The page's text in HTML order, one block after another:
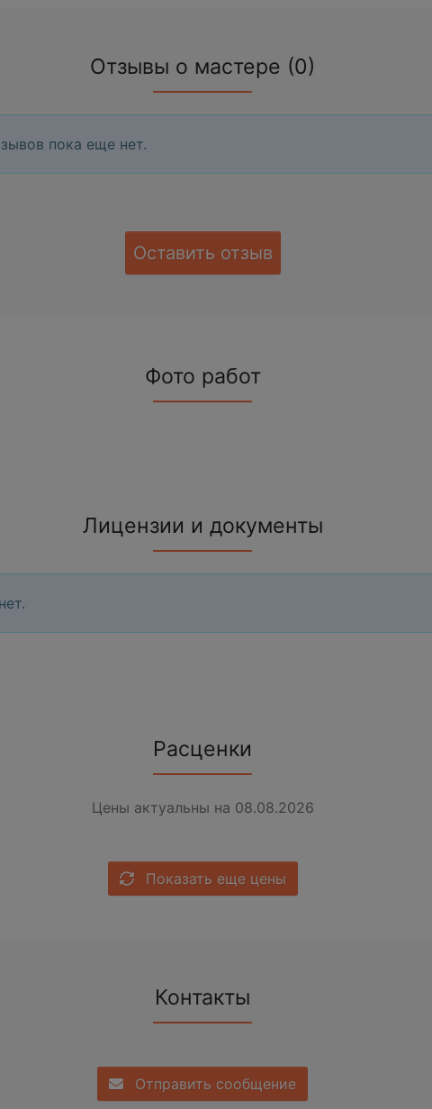
Отзывы о мастере (0)
пока еще нет.
Оставить отзыв
Фото работ
Лицензии и документы
Расценки
Цены актуальны на 08.08.2026
Показать еще цены
Контакты
Отправить сообщение